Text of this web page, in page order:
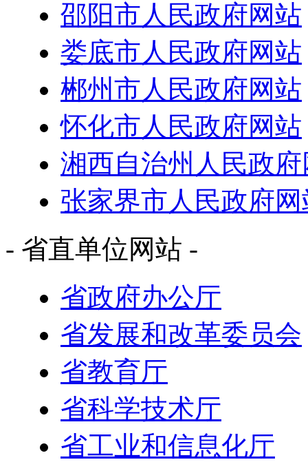
邵阳市人民政府网站
娄底市人民政府网站
郴州市人民政府网站
怀化市人民政府网站
湘西自治州人民政
张家界市人民政府网
- 省直单位网站 -
省政府办公厅
省发展和改革委员会
省教育厅
省科学技术厅
省工业和信息化厅